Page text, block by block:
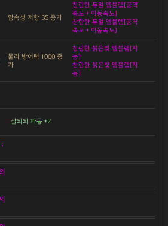
암속성 저항 35 증가
찬란한 듀얼 엠블렘[공격
속도 + 이동속도]
찬란한 듀얼 엠블렘[공격
속도 + 이동속도]
물리 방어력 1000 증
가
찬란한 붉은빛 엠블렘[지
능]
찬란한 붉은빛 엠블렘[지
능]
살의의 파동 +2